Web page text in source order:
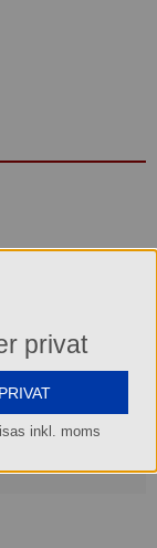
privat
inkl. moms